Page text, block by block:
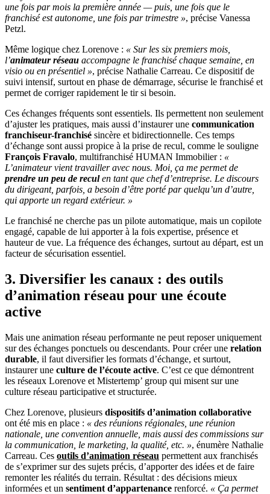
une fois par mois la première année — puis, une fois que le
franchisé est autonome, une fois par trimestre », précise Vanessa
Petzl.
Même logique chez Lorenove : « Sur les six premiers mois,
l’animateur réseau accompagne le franchisé chaque semaine, en
visio ou en présentiel », précise Nathalie Carreau. Ce dispositif de
suivi intensif, surtout en phase de démarrage, sécurise le franchisé et
permet de corriger rapidement le tir si besoin.
Ces échanges fréquents sont essentiels. Ils permettent non seulement
d’ajuster les pratiques, mais aussi d’instaurer une communication
franchiseur-franchisé sincère et bidirectionnelle. Ces temps
d’échange sont aussi propice à la prise de recul, comme le souligne
François Fravalo, multifranchisé HUMAN Immobilier : «
L’animateur vient travailler avec nous. Moi, ça me permet de
prendre un peu de reculen tant que chef d’entreprise. Le discours
du dirigeant, parfois, a besoin d’être porté par quelqu’un d’autre,
qui apporte un regard extérieur. »
Le franchisé ne cherche pas un pilote automatique, mais un copilote
engagé, capable de lui apporter à la fois expertise, présence et
hauteur de vue. La fréquence des échanges, surtout au départ, est un
facteur de sécurisation essentiel.
3. Diversifier les canaux : des outils
d’animation réseau pour une écoute
active
Mais une animation réseau performante ne peut reposer uniquement
sur des échanges ponctuels ou descendants. Pour créer une relation
durable, il faut diversifier les formats d’échange, et surtout,
instaurer une culture de l’écoute active. C’est ce que démontrent
les réseaux Lorenove et Mistertemp’ group qui misent sur une
culture réseau participative et structurée.
Chez Lorenove, plusieurs dispositifs d’animation collaborative
ont été mis en place : « des réunions régionales, une réunion
nationale, une convention annuelle, mais aussi des commissions sur
la communication, le marketing, la qualité, etc. », énumère Nathalie
Carreau. Ces outils d’animation réseau permettent aux franchisés
de s’exprimer sur des sujets précis, d’apporter des idées et de faire
remonter les réalités du terrain. Résultat : des décisions mieux
informées et un sentiment d’appartenance renforcé. « Ça permet